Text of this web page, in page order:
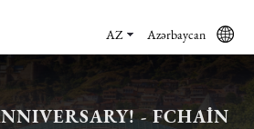
AZ Azərbaycan
- FCHAIN